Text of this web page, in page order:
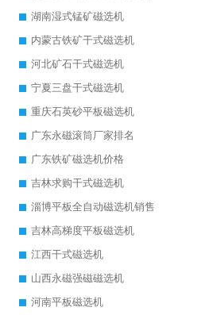
湖南湿式锰矿磁选机
内蒙古铁矿干式磁选机
河北矿石干式磁选机
宁夏三盘干式磁选机
重庆石英砂平板磁选机
广东永磁滚筒厂家排名
广东铁矿磁选机价格
吉林求购干式磁选机
淄博平板全自动磁选机销售
吉林高梯度平板磁选机
江西干式磁选机
山西永磁强磁磁选机
河南平板磁选机